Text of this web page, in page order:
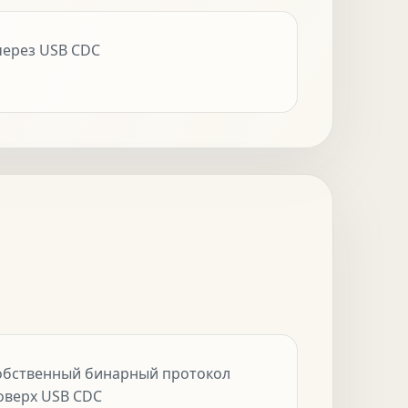
USB CDC
бинарный протокол
USB CDC